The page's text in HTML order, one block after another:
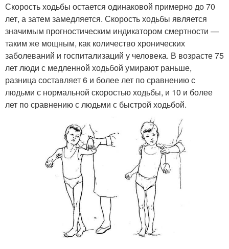
Скорость ходьбы остается одинаковой примерно до 70
лет, а затем замедляется. Скорость ходьбы является
значимым прогностическим индикатором смертности —
таким же мощным, как количество хронических
заболеваний и госпитализаций у человека. В возрасте 75
лет люди с медленной ходьбой умирают раньше,
разница составляет 6 и более лет по сравнению с
людьми с нормальной скоростью ходьбы, и 10 и более
лет по сравнению с людьми с быстрой ходьбой.